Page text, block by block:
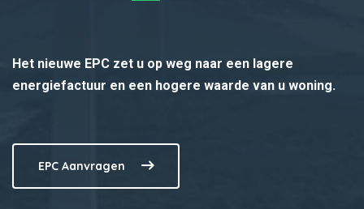
Het nieuwe EPC zet u op weg naar een lagere
energiefactuur en een hogere waarde van u woning.
EPC Aanvragen